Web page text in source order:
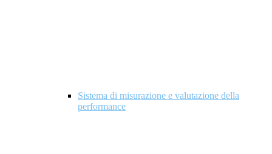
Sistema di misurazione e valutazione della
performance